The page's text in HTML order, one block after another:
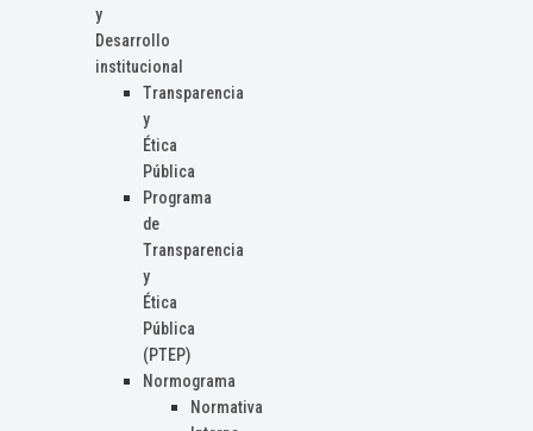
y
Desarrollo
institucional
Transparencia
y
Ética
Pública
Programa
de
Transparencia
y
Ética
Pública
(PTEP)
Normograma
Normativa